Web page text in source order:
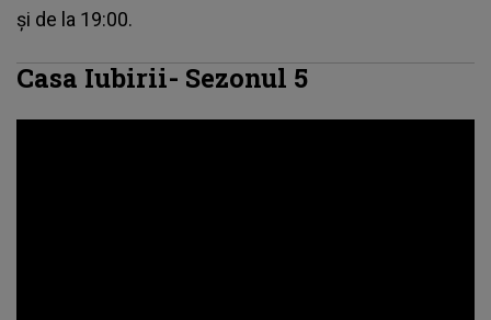
și de la 19:00.
Casa Iubirii- Sezonul 5